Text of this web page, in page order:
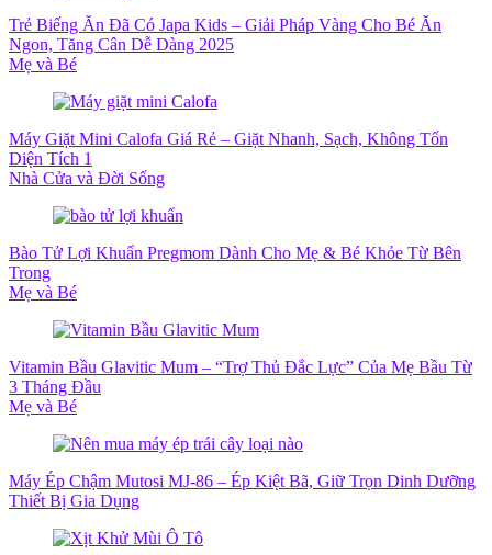
Trẻ Biếng Ăn Đã Có Japa Kids – Giải Pháp Vàng Cho Bé Ăn
Ngon, Tăng Cân Dễ Dàng 2025
Mẹ và Bé
Máy Giặt Mini Calofa Giá Rẻ – Giặt Nhanh, Sạch, Không Tốn
Diện Tích 1
Nhà Cửa và Đời Sống
Bào Tử Lợi Khuẩn Pregmom Dành Cho Mẹ & Bé Khỏe Từ Bên
Trong
Mẹ và Bé
Vitamin Bầu Glavitic Mum – “Trợ Thủ Đắc Lực” Của Mẹ Bầu Từ
3 Tháng Đầu
Mẹ và Bé
Máy Ép Chậm Mutosi MJ-86 – Ép Kiệt Bã, Giữ Trọn Dinh Dưỡng
Thiết Bị Gia Dụng